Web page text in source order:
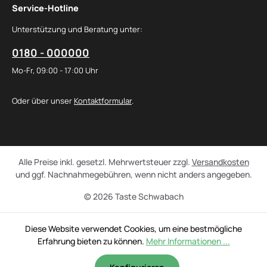
Service-Hotline
Unterstützung und Beratung unter:
0180 - 000000
Mo-Fr, 09:00 - 17:00 Uhr
Oder über unser Kontaktformular.
© 2026 Taste Schwabach
Alle Preise inkl. gesetzl. Mehrwertsteuer zzgl. Versandkosten
und ggf. Nachnahmegebühren, wenn nicht anders angegeben.
Diese Website verwendet Cookies, um eine bestmögliche
Erfahrung bieten zu können. Mehr Informationen ...